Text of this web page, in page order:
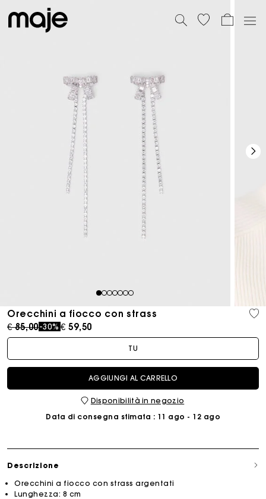
1234567
Orecchini a fiocco con strass
Price reduced from
€ 85,00to
-30% € 59,50
TU
AGGIUNGI AL CARRELLO
Disponibilità in negozio
Data di consegna stimata : 11 ago - 12 ago
Descrizione
Orecchini a fiocco con strass argentati
Lunghezza: 8 cm